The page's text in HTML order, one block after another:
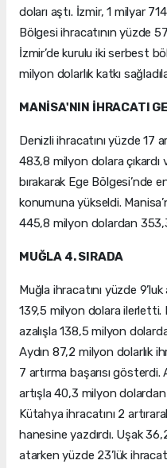
doları aştı. İzmir, 1 milyar
Bölgesi ihracatının yüzde
İzmir’de kurulu iki serbest
milyon dolarlık katkı
MANİSA'NIN İHRACATI
Denizli ihracatını yüzde 17
483,8 milyon dolara çıkardı
bırakarak Ege Bölgesi’nde
konumuna yükseldi.
445,8 milyon dolardan
MUĞLA 4. SIRADA
Muğla ihracatını yüzde
139,5 milyon dolara ilerletti.
azalışla 138,5 milyon
Aydın 87,2 milyon dolarlık
7 artırma başarısı gösterdi.
artışla 40,3 milyon
Kütahya ihracatını 2
hanesine yazdırdı. Uşak
atarken yüzde 23’lük